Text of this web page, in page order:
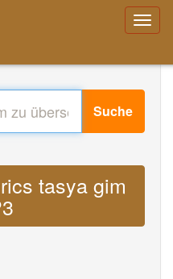
Suche
tasya gim